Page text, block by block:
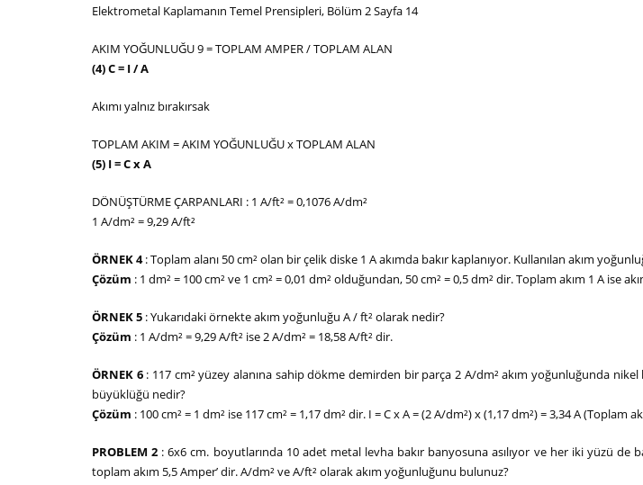
Elektrometal Kaplamanın Temel Prensipleri, Bölüm 2 Sayfa 14
AKIM YOĞUNLUĞU 9 = TOPLAM AMPER / TOPLAM ALAN
(4) C = I / A
Akımı yalnız bırakırsak
TOPLAM AKIM = AKIM YOĞUNLUĞU x TOPLAM ALAN
(5) I = C x A
DÖNÜŞTÜRME ÇARPANLARI : 1 A/ft² = 0,1076 A/dm²
1 A/dm² = 9,29 A/ft²
ÖRNEK 4: Toplam alanı 50 cm² olan bir çelik diske 1 A akımda bakır kaplanıyor. Kullanılan akım
Çözüm : 1 dm² = 100 cm² ve 1 cm² = 0,01 dm² olduğundan, 50 cm² = 0,5 dm² dir. Toplam akım 1 A ise
ÖRNEK 5 : Yukarıdaki örnekte akım yoğunluğu A / ft² olarak nedir?
Çözüm : 1 A/dm² = 9,29 A/ft² ise 2 A/dm² = 18,58 A/ft² dir.
ÖRNEK 6: 117 cm² yüzey alanına sahip dökme demirden bir parça 2 A/dm² akım yoğunluğunda nikel
büyüklüğü nedir?
Çözüm : 100 cm² = 1 dm² ise 117 cm² = 1,17 dm² dir. I = C x A = (2 A/dm²) x (1,17 dm²) = 3,34 A (Toplam
PROBLEM 2 : 6x6 cm. boyutlarında 10 adet metal levha bakır banyosuna asılıyor ve her iki yüzü de
toplam akım 5,5 Amper’ dir. A/dm² ve A/ft² olarak akım yoğunluğunu bulunuz?